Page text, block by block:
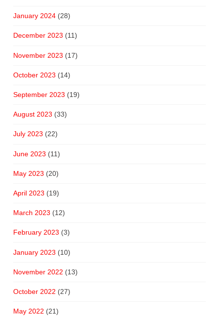
January 2024(28)
December 2023 (11)
November 2023 (17)
October 2023 (14)
September 2023 (19)
August 2023 (33)
July 2023 (22)
June 2023 (11)
May 2023 (20)
April 2023 (19)
March 2023 (12)
February 2023 (3)
January 2023 (10)
November 2022 (13)
October 2022 (27)
May 2022 (21)